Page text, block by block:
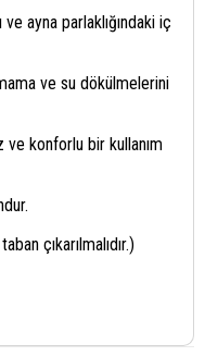
ayna parlaklığındaki iç
ve su dökülmelerini
konforlu bir kullanım
çıkarılmalıdır.)